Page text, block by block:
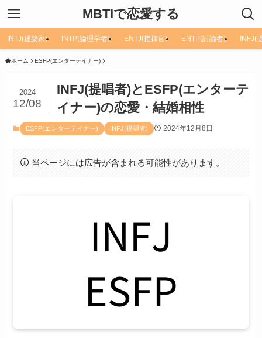
MBTIで恋愛する
INTJ(建築家) INTP(論理学者) ENTJ(指揮官) ENTP(討論者) INFJ(
ホーム ESFP(エンターテイナー)
INFJ(提唱者)とESFP(エンターテ
イナー)の恋愛・結婚相性
2024
12/08
ESFP(エンターテイナー) INFJ(提唱者) 2024年12月8日
当ページには広告が含まれる可能性があります。